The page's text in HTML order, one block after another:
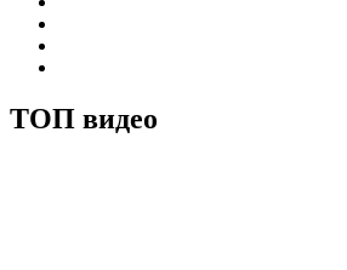
ТОП видео